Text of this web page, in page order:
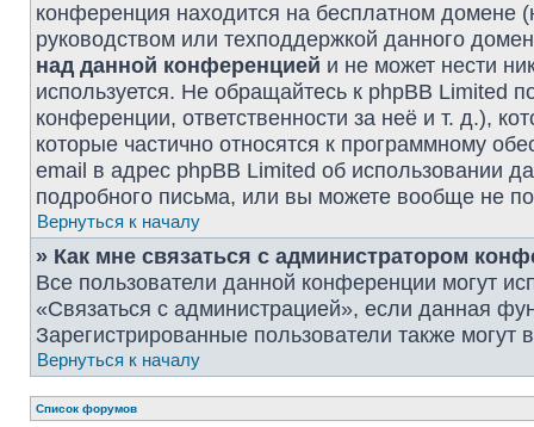
конференция находится на бесплатном домене
руководством или техподдержкой данного
над данной конференцией и не может нести
используется. Не обращайтесь к phpBB Limited
конференции, ответственности за неё и т. д.),
которые частично относятся к программному
email в адрес phpBB Limited об использовании
подробного письма, или вы можете вообще не
Вернуться к началу
» Как мне связаться с администратором
Все пользователи данной конференции могут
«Связаться с администрацией», если данная
Зарегистрированные пользователи также
Вернуться к началу
Список форумов